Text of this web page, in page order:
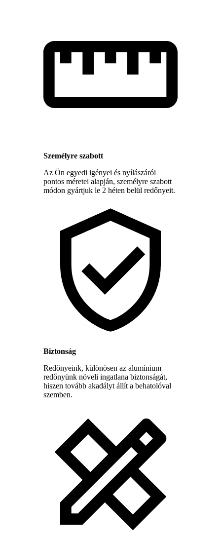
Személyre szabott
Az Ön egyedi igényei és nyílászárói
pontos méretei alapján, személyre szabott
módon gyártjuk le 2 héten belül redőnyeit.
Biztonság
Redőnyeink, különösen az alumínium
redőnyünk növeli ingatlana biztonságát,
hiszen tovább akadályt állít a behatolóval
szemben.